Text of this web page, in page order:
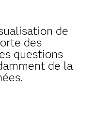
de
des
questions
de la